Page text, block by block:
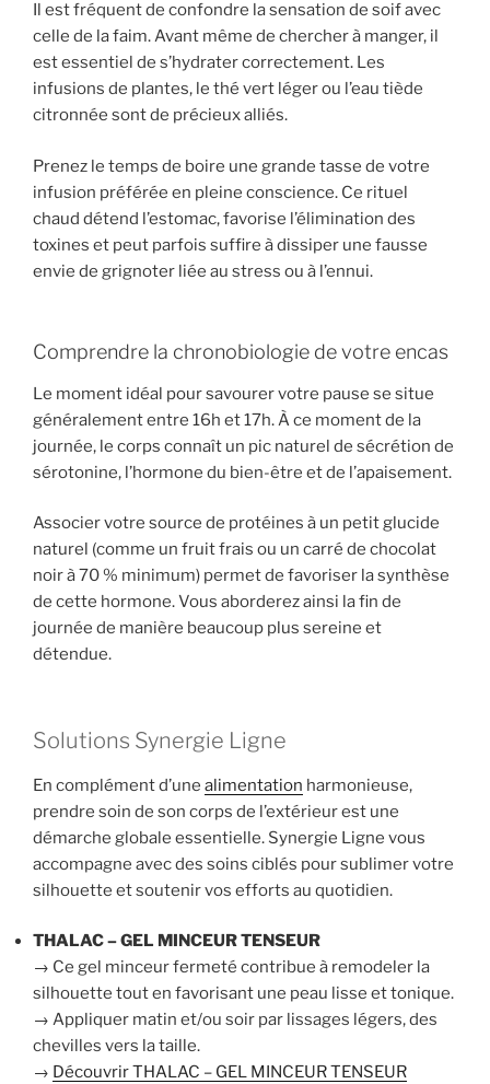
Il est fréquent de confondre la sensation de soif avec
celle de la faim. Avant même de chercher à manger, il
est essentiel de s’hydrater correctement. Les
infusions de plantes, le thé vert léger ou l’eau tiède
citronnée sont de précieux alliés.
Prenez le temps de boire une grande tasse de votre
infusion préférée en pleine conscience. Ce rituel
chaud détend l’estomac, favorise l’élimination des
toxines et peut parfois suffire à dissiper une fausse
envie de grignoter liée au stress ou à l’ennui.
Comprendre la chronobiologie de votre encas
Le moment idéal pour savourer votre pause se situe
généralement entre 16h et 17h. À ce moment de la
journée, le corps connaît un pic naturel de sécrétion de
sérotonine, l’hormone du bien-être et de l’apaisement.
Associer votre source de protéines à un petit glucide
naturel (comme un fruit frais ou un carré de chocolat
noir à 70 % minimum) permet de favoriser la synthèse
de cette hormone. Vous aborderez ainsi la fin de
journée de manière beaucoup plus sereine et
détendue.
Solutions Synergie Ligne
En complément d’une alimentation harmonieuse,
prendre soin de son corps de l’extérieur est une
démarche globale essentielle. Synergie Ligne vous
accompagne avec des soins ciblés pour sublimer votre
silhouette et soutenir vos efforts au quotidien.
THALAC – GEL MINCEUR TENSEUR
→ Ce gel minceur fermeté contribue à remodeler la
silhouette tout en favorisant une peau lisse et tonique.
→ Appliquer matin et/ou soir par lissages légers, des
chevilles vers la taille.
→ Découvrir THALAC – GEL MINCEUR TENSEUR